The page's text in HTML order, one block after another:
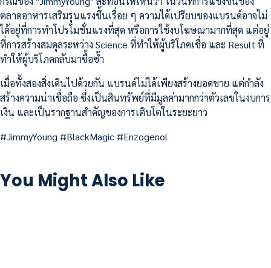
ตลาดอาหารเสริมรุนแรงขึ้นเรื่อย ๆ ความได้เปรียบของแบรนด์อาจไม่
ได้อยู่ที่การทำโปรโมชั่นแรงที่สุด หรือการใช้งบโฆษณามากที่สุด แต่อยู่
ที่การสร้างสมดุลระหว่าง Science ที่ทำให้ผู้บริโภคเชื่อ และ Result ที่
ทำให้ผู้บริโภคกลับมาซื้อซ้ำ
เมื่อทั้งสองสิ่งเดินไปด้วยกัน แบรนด์ไม่ได้เพียงสร้างยอดขาย แต่กำลัง
สร้างความน่าเชื่อถือ ซึ่งเป็นสินทรัพย์ที่มีมูลค่ามากกว่าตัวเลขในงบการ
เงิน และเป็นรากฐานสำคัญของการเติบโตในระยะยาว
#JimmyYoung #BlackMagic #Enzogenol
You Might Also Like